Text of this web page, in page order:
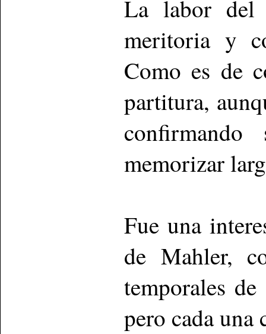
La labor del
meritoria y
Como es de
partitura,
confirmando
memorizar
Fue una
de Mahler,
temporales
pero cada una